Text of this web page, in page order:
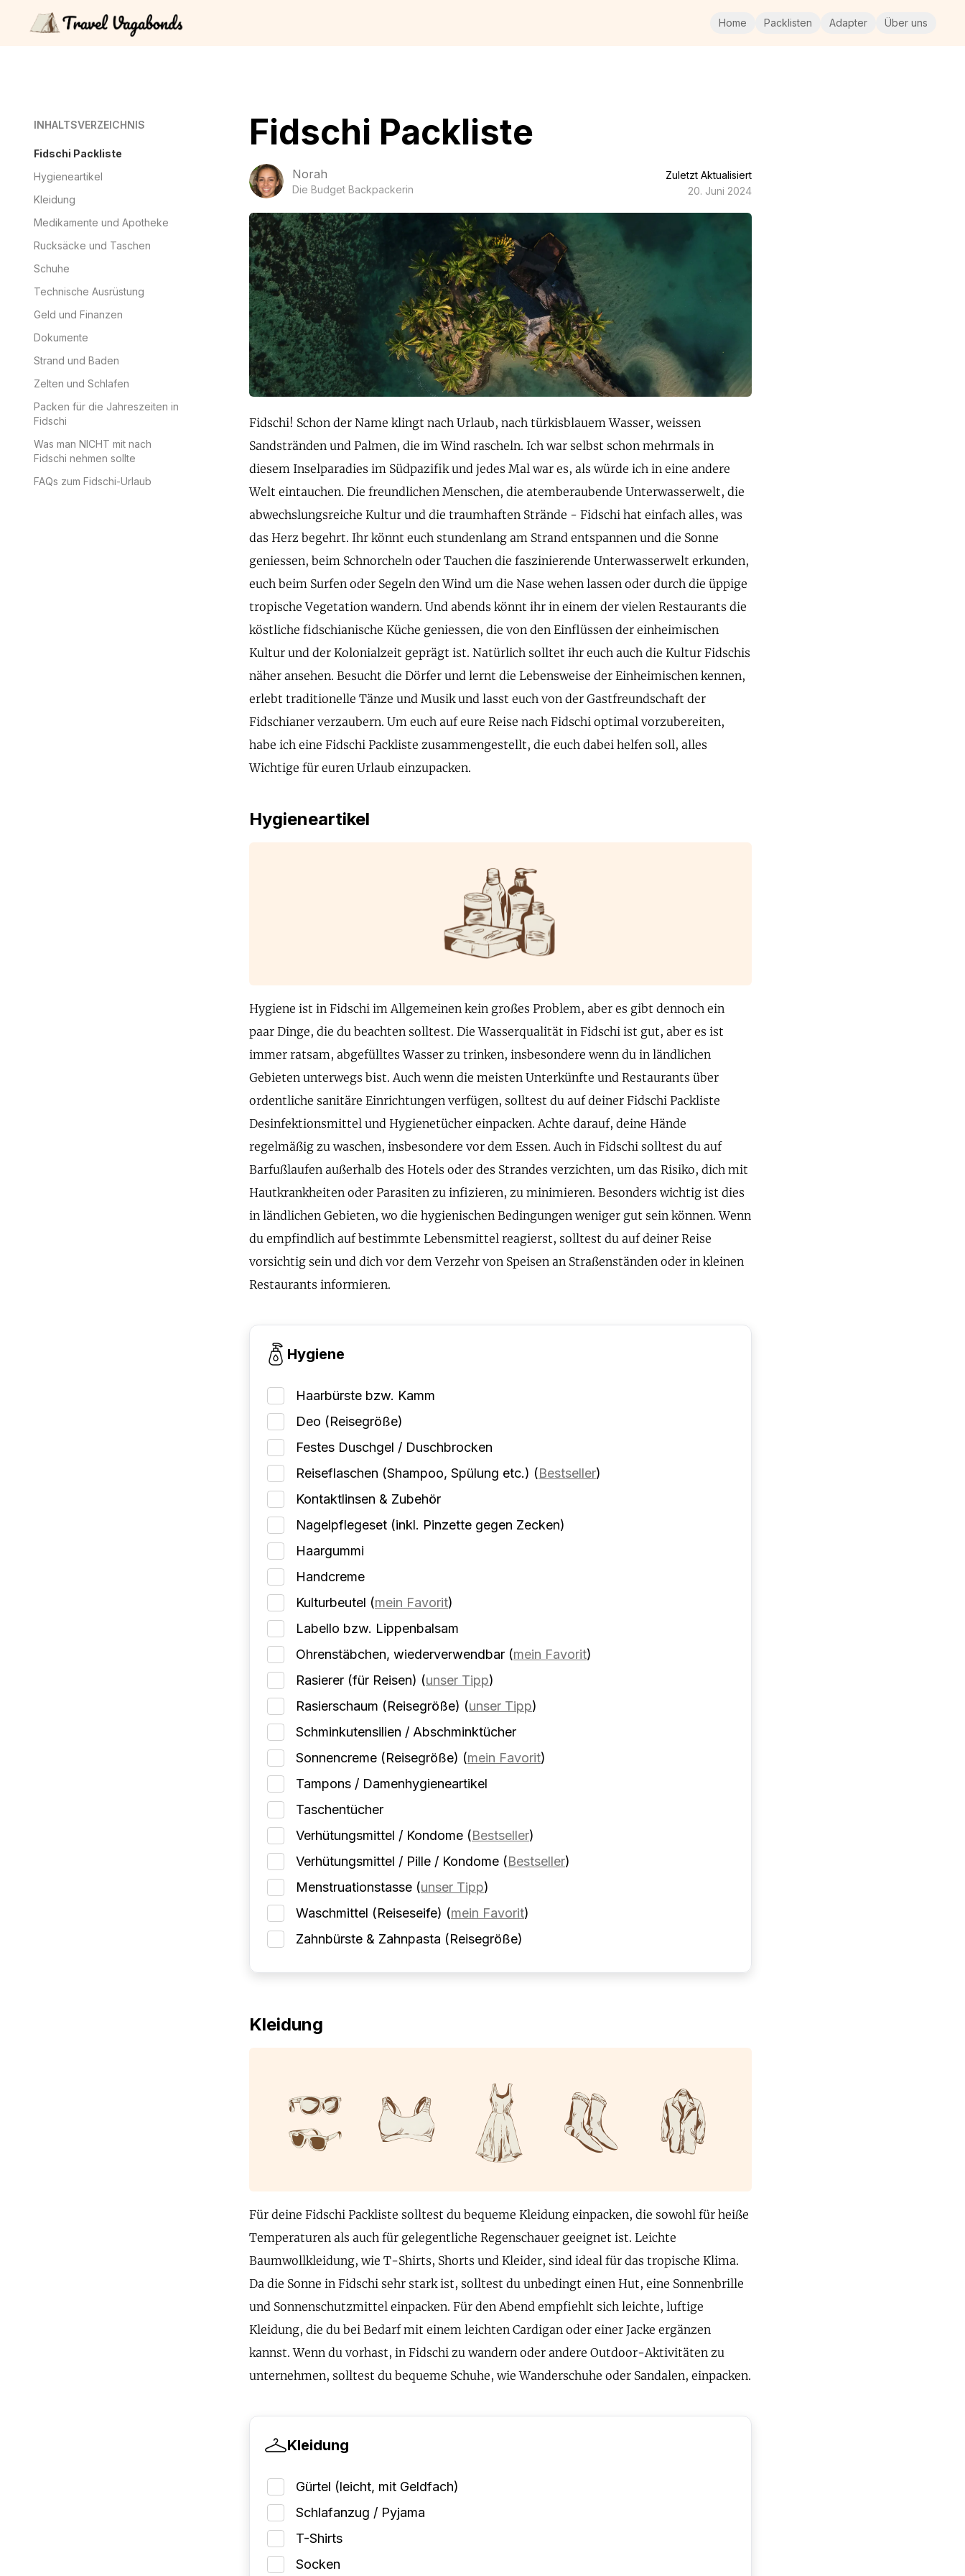
Home Packlisten Adapter Über uns
INHALTSVERZEICHNIS
Fidschi Packliste
Hygieneartikel
Kleidung
Medikamente und Apotheke
Rucksäcke und Taschen
Schuhe
Technische Ausrüstung
Geld und Finanzen
Dokumente
Strand und Baden
Zelten und Schlafen
Packen für die Jahreszeiten in
Fidschi
Was man NICHT mit nach
Fidschi nehmen sollte
FAQs zum Fidschi-Urlaub
Fidschi Packliste
Norah
Die Budget Backpackerin
Zuletzt Aktualisiert
20. Juni 2024
Fidschi! Schon der Name klingt nach Urlaub, nach türkisblauem Wasser, weissen
Sandstränden und Palmen, die im Wind rascheln. Ich war selbst schon mehrmals in
diesem Inselparadies im Südpazifik und jedes Mal war es, als würde ich in eine andere
Welt eintauchen. Die freundlichen Menschen, die atemberaubende Unterwasserwelt, die
abwechslungsreiche Kultur und die traumhaften Strände - Fidschi hat einfach alles, was
das Herz begehrt. Ihr könnt euch stundenlang am Strand entspannen und die Sonne
geniessen, beim Schnorcheln oder Tauchen die faszinierende Unterwasserwelt erkunden,
euch beim Surfen oder Segeln den Wind um die Nase wehen lassen oder durch die üppige
tropische Vegetation wandern. Und abends könnt ihr in einem der vielen Restaurants die
köstliche fidschianische Küche geniessen, die von den Einflüssen der einheimischen
Kultur und der Kolonialzeit geprägt ist. Natürlich solltet ihr euch auch die Kultur Fidschis
näher ansehen. Besucht die Dörfer und lernt die Lebensweise der Einheimischen kennen,
erlebt traditionelle Tänze und Musik und lasst euch von der Gastfreundschaft der
Fidschianer verzaubern. Um euch auf eure Reise nach Fidschi optimal vorzubereiten,
habe ich eine Fidschi Packliste zusammengestellt, die euch dabei helfen soll, alles
Wichtige für euren Urlaub einzupacken.
Hygieneartikel
Hygiene ist in Fidschi im Allgemeinen kein großes Problem, aber es gibt dennoch ein
paar Dinge, die du beachten solltest. Die Wasserqualität in Fidschi ist gut, aber es ist
immer ratsam, abgefülltes Wasser zu trinken, insbesondere wenn du in ländlichen
Gebieten unterwegs bist. Auch wenn die meisten Unterkünfte und Restaurants über
ordentliche sanitäre Einrichtungen verfügen, solltest du auf deiner Fidschi Packliste
Desinfektionsmittel und Hygienetücher einpacken. Achte darauf, deine Hände
regelmäßig zu waschen, insbesondere vor dem Essen. Auch in Fidschi solltest du auf
Barfußlaufen außerhalb des Hotels oder des Strandes verzichten, um das Risiko, dich mit
Hautkrankheiten oder Parasiten zu infizieren, zu minimieren. Besonders wichtig ist dies
in ländlichen Gebieten, wo die hygienischen Bedingungen weniger gut sein können. Wenn
du empfindlich auf bestimmte Lebensmittel reagierst, solltest du auf deiner Reise
vorsichtig sein und dich vor dem Verzehr von Speisen an Straßenständen oder in kleinen
Restaurants informieren.
Hygiene
Haarbürste bzw. Kamm
Deo (Reisegröße)
Festes Duschgel / Duschbrocken
Reiseflaschen (Shampoo, Spülung etc.) (Bestseller)
Kontaktlinsen & Zubehör
Nagelpflegeset (inkl. Pinzette gegen Zecken)
Haargummi
Handcreme
Kulturbeutel (mein Favorit)
Labello bzw. Lippenbalsam
Ohrenstäbchen, wiederverwendbar (mein Favorit)
Rasierer (für Reisen) (unser Tipp)
Rasierschaum (Reisegröße) (unser Tipp)
Schminkutensilien / Abschminktücher
Sonnencreme (Reisegröße) (mein Favorit)
Tampons / Damenhygieneartikel
Taschentücher
Verhütungsmittel / Kondome (Bestseller)
Verhütungsmittel / Pille / Kondome (Bestseller)
Menstruationstasse (unser Tipp)
Waschmittel (Reiseseife) (mein Favorit)
Zahnbürste & Zahnpasta (Reisegröße)
Kleidung
Für deine Fidschi Packliste solltest du bequeme Kleidung einpacken, die sowohl für heiße
Temperaturen als auch für gelegentliche Regenschauer geeignet ist. Leichte
Baumwollkleidung, wie T-Shirts, Shorts und Kleider, sind ideal für das tropische Klima.
Da die Sonne in Fidschi sehr stark ist, solltest du unbedingt einen Hut, eine Sonnenbrille
und Sonnenschutzmittel einpacken. Für den Abend empfiehlt sich leichte, luftige
Kleidung, die du bei Bedarf mit einem leichten Cardigan oder einer Jacke ergänzen
kannst. Wenn du vorhast, in Fidschi zu wandern oder andere Outdoor-Aktivitäten zu
unternehmen, solltest du bequeme Schuhe, wie Wanderschuhe oder Sandalen, einpacken.
Kleidung
Gürtel (leicht, mit Geldfach)
Schlafanzug / Pyjama
T-Shirts
Socken